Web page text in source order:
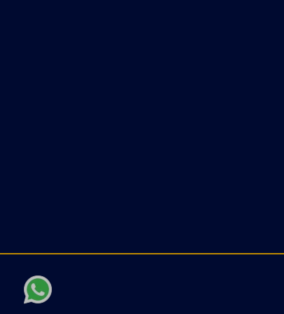
zu schweren Vergiftungen